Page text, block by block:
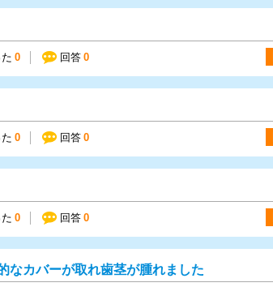
0 回答 0
0 回答 0
0 回答 0
なカバーが取れ歯茎が腫れました